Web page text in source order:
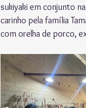
sukiyaki em conjunto
carinho pela família
com orelha de porco,